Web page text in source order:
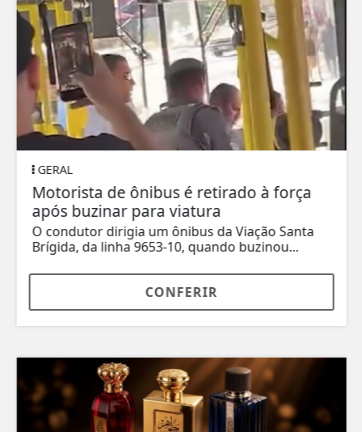
GERAL
Motorista de ônibus é retirado à força
após buzinar para viatura
O condutor dirigia um ônibus da Viação Santa
Brígida, da linha 9653-10, quando buzinou...
CONFERIR